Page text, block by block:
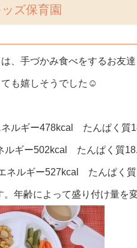
ズ保育園
、手づかみ食べをするお友
も嬉しそうでした☺
ネルギー478kcal たんぱく質
ルギー502kcal たんぱく質
エネルギー527kcal たんぱく
。年齢によって盛り付け量を